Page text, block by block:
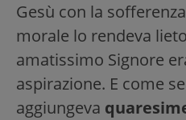
Gesù con la
morale lo rendeva
amatissimo Signore
aspirazione. E come
aggiungeva